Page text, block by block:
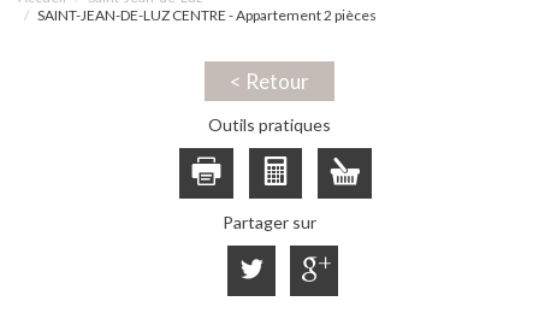
SAINT-JEAN-DE-LUZ CENTRE - Appartement 2 pièces
< Retour
Outils pratiques
Partager sur